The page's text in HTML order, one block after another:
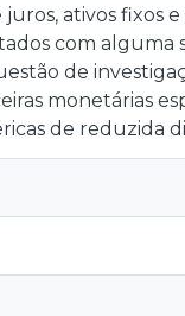
ativos fixos e
com alguma
de
monetárias
de reduzida